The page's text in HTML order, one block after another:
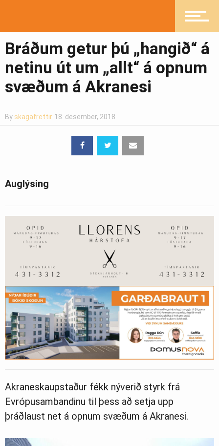
Heilsueflandi samfélag
Ljósmyndasafn
Bráðum getur þú „hangið“ á
netinu út um „allt“ á opnum
svæðum á Akranesi
By skagafrettir 18. desember, 2018
Auglýsing
Akraneskaupstaður fékk nýverið styrk frá
Evrópusambandinu til þess að setja upp
þráðlaust net á opnum svæðum á Akranesi.